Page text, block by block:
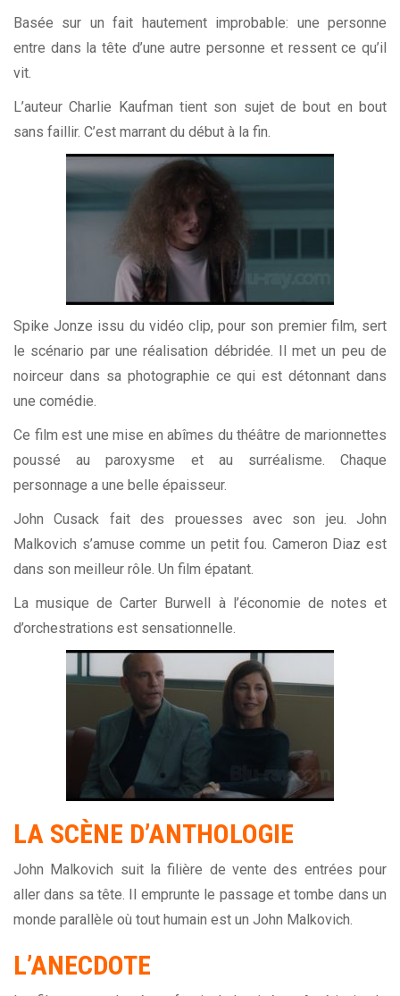
Basée sur un fait hautement improbable: une personne
entre dans la tête d’une autre personne et ressent ce qu’il
vit.
L’auteur Charlie Kaufman tient son sujet de bout en bout
sans faillir. C’est marrant du début à la fin.
Spike Jonze issu du vidéo clip, pour son premier film, sert
le scénario par une réalisation débridée. Il met un peu de
noirceur dans sa photographie ce qui est détonnant dans
une comédie.
Ce film est une mise en abîmes du théâtre de marionnettes
poussé au paroxysme et au surréalisme. Chaque
personnage a une belle épaisseur.
John Cusack fait des prouesses avec son jeu. John
Malkovich s’amuse comme un petit fou. Cameron Diaz est
dans son meilleur rôle. Un film épatant.
La musique de Carter Burwell à l’économie de notes et
d’orchestrations est sensationnelle.
LA SCÈNE D’ANTHOLOGIE
John Malkovich suit la filière de vente des entrées pour
aller dans sa tête. Il emprunte le passage et tombe dans un
monde parallèle où tout humain est un John Malkovich.
L’ANECDOTE